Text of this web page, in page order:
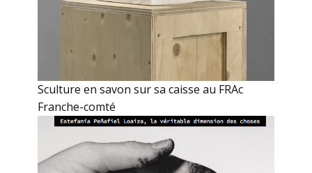
Sculture en savon sur sa caisse au FRAc
Franche-comté